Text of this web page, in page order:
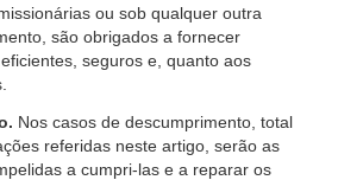
ou sob qualquer outra
são obrigados a fornecer
seguros e, quanto aos
Nos casos de descumprimento, total
referidas neste artigo, serão as
a cumpri-las e a reparar os